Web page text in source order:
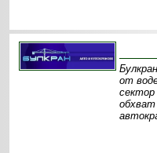
от
сектор